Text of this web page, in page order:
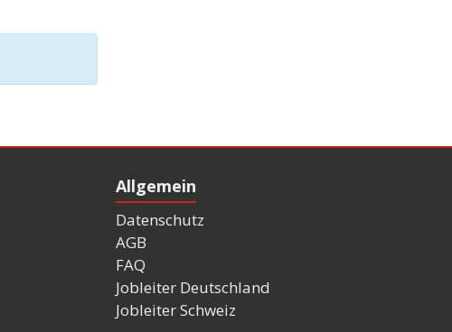
Allgemein
Datenschutz
AGB
FAQ
Jobleiter Deutschland
Jobleiter Schweiz